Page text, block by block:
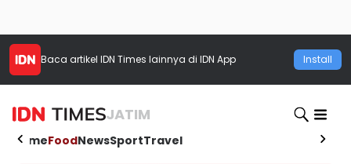
Baca artikel IDN Times lainnya di IDN App Install
JATIM
HomeFoodNewsSportTravel